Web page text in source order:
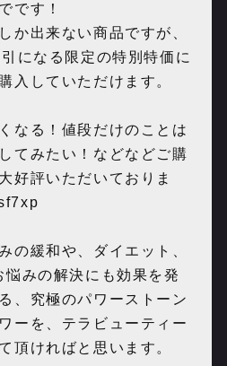
です！
か出来ない商品ですが、
になる限定の特別特価に
入していただけます。
なる！値段だけのことは
てみたい！などなどご購
好評いただいておりま
の緩和や、ダイエット、
みの解決にも効果を発
、究極のパワーストーン
ーを、テラビューティー
頂ければと思います。